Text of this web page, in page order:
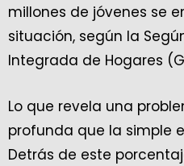
millones de jóvenes se
situación, según la
Integrada de Hogares
Lo que revela una
profunda que la simple
Detrás de este